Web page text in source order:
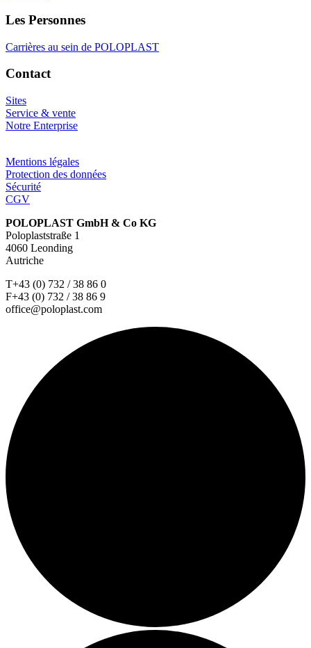
Les Personnes
Carrières au sein de POLOPLAST
Contact
Sites
Service & vente
Notre Enterprise
Mentions légales
Protection des données
Sécurité
CGV
POLOPLAST GmbH & Co KG
Poloplaststraße 1
4060 Leonding
Autriche
T+43 (0) 732 / 38 86 0
F+43 (0) 732 / 38 86 9
office@poloplast.com